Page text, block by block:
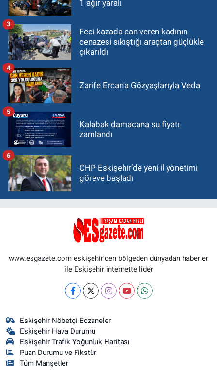
1 ağır yaralı
Feci kazada can veren kadının
cenazesi sıkıştığı araçtan güçlükle
çıkarıldı
3
Zarife Ercan’a Gözyaşlarıyla Veda
4
Kalabak damacana su fiyatı
zamlandı
5
CHP Eskişehir’de yeni il yönetimi
göreve başladı
6
www.esgazete.com eskişehir'den bölgeden dünyadan haberler
ile Eskişehir internette lider
Eskişehir Nöbetçi Eczaneler
Eskişehir Hava Durumu
Eskişehir Trafik Yoğunluk Haritası
Puan Durumu ve Fikstür
Tüm Manşetler